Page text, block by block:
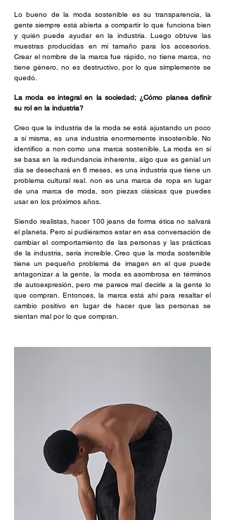
Lo bueno de la moda sostenible es su transparencia, la
gente siempre está abierta a compartir lo que funciona bien
y quién puede ayudar en la industria. Luego obtuve las
muestras producidas en mi tamaño para los accesorios.
Crear el nombre de la marca fue rápido, no tiene marca, no
tiene género, no es destructivo, por lo que simplemente se
quedó.
La moda es integral en la sociedad; ¿Cómo planea definir
su rol en la industria?
Creo que la industria de la moda se está ajustando un poco
a sí misma, es una industria enormemente insostenible. No
identifico a non como una marca sostenible. La moda en sí
se basa en la redundancia inherente, algo que es genial un
día se desechará en 6 meses, es una industria que tiene un
problema cultural real. non es una marca de ropa en lugar
de una marca de moda, son piezas clásicas que puedes
usar en los próximos años.
Siendo realistas, hacer 100 jeans de forma ética no salvará
el planeta. Pero si pudiéramos estar en esa conversación de
cambiar el comportamiento de las personas y las prácticas
de la industria, sería increíble. Creo que la moda sostenible
tiene un pequeño problema de imagen en el que puede
antagonizar a la gente, la moda es asombrosa en términos
de autoexpresión, pero me parece mal decirle a la gente lo
que compran. Entonces, la marca está ahí para resaltar el
cambio positivo en lugar de hacer que las personas se
sientan mal por lo que compran.